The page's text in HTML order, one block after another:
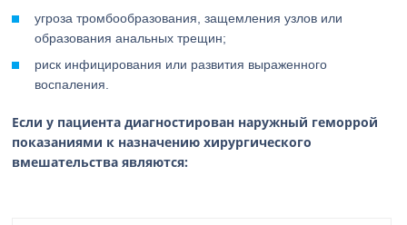
угроза тромбообразования, защемления узлов или
образования анальных трещин;
риск инфицирования или развития выраженного
воспаления.
Если у пациента диагностирован наружный геморрой
показаниями к назначению хирургического
вмешательства являются: